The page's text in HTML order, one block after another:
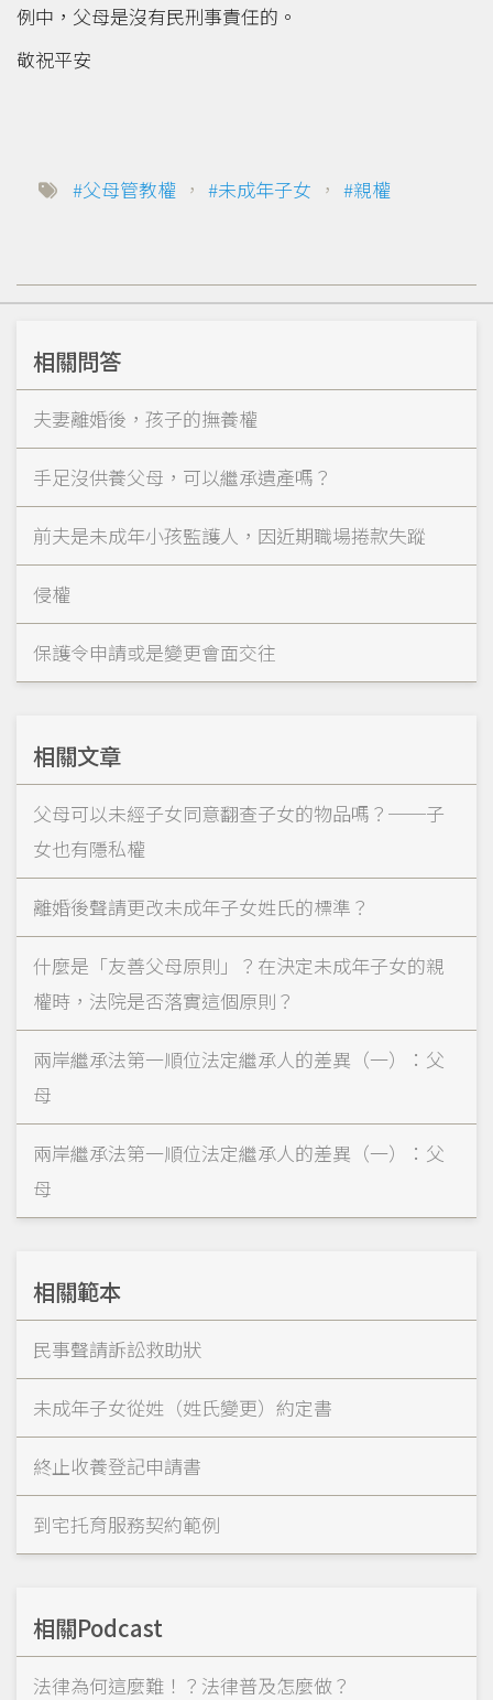
例中，父母是沒有民刑事責任的。
敬祝平安
#父母管教權 ， #未成年子女 ， #親權
相關問答
夫妻離婚後，孩子的撫養權
手足沒供養父母，可以繼承遺產嗎？
前夫是未成年小孩監護人，因近期職場捲款失蹤
侵權
保護令申請或是變更會面交往
相關文章
父母可以未經子女同意翻查子女的物品嗎？──子
女也有隱私權
離婚後聲請更改未成年子女姓氏的標準？
什麼是「友善父母原則」？在決定未成年子女的親
權時，法院是否落實這個原則？
兩岸繼承法第一順位法定繼承人的差異（一）：父
母
兩岸繼承法第一順位法定繼承人的差異（一）：父
母
相關範本
民事聲請訴訟救助狀
未成年子女從姓（姓氏變更）約定書
終止收養登記申請書
到宅托育服務契約範例
相關Podcast
法律為何這麼難！？法律普及怎麼做？